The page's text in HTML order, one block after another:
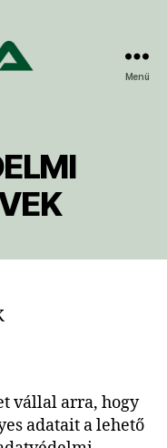
Menü
vállal arra, hogy
adatait a lehető